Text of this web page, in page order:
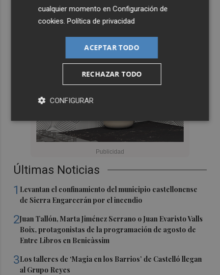
Últimas Noticias
1 Levantan el confinamiento del municipio castellonense
de Sierra Engarcerán por el incendio
2Juan Tallón, Marta Jiménez Serrano o Juan Evaristo Valls
Boix, protagonistas de la programación de agosto de
Entre Libros en Benicàssim
3Los talleres de ‘Magia en los Barrios’ de Castelló llegan
al Grupo Reyes
cualquier momento enConfiguración de
cookies .Política de privacidad
ACEPTAR TODO
RECHAZAR TODO
CONFIGURAR